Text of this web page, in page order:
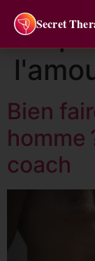
Secret
Bien
homme
coach